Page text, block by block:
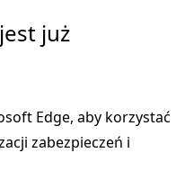
już
Edge, aby korzystać
zabezpieczeń i